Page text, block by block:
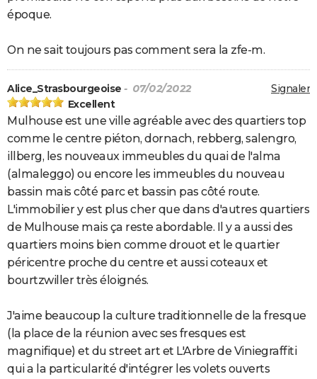
époque.
On ne sait toujours pas comment sera la zfe-m.
Signaler
Alice_Strasbourgeoise - 07/02/2022
Excellent
Mulhouse est une ville agréable avec des quartiers top
comme le centre piéton, dornach, rebberg, salengro,
illberg, les nouveaux immeubles du quai de l'alma
(almaleggo) ou encore les immeubles du nouveau
bassin mais côté parc et bassin pas côté route.
L'immobilier y est plus cher que dans d'autres quartiers
de Mulhouse mais ça reste abordable. Il y a aussi des
quartiers moins bien comme drouot et le quartier
péricentre proche du centre et aussi coteaux et
bourtzwiller très éloignés.
J'aime beaucoup la culture traditionnelle de la fresque
(la place de la réunion avec ses fresques est
magnifique) et du street art et L'Arbre de Viniegraffiti
qui a la particularité d'intégrer les volets ouverts